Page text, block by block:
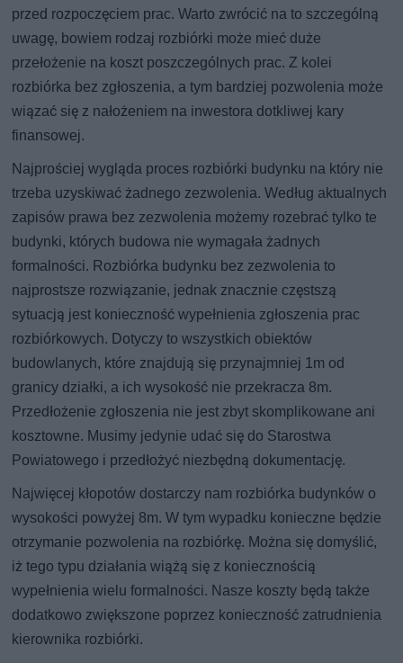
przed rozpoczęciem prac. Warto zwrócić na to szczególną
uwagę, bowiem rodzaj rozbiórki może mieć duże
przełożenie na koszt poszczególnych prac. Z kolei
rozbiórka bez zgłoszenia, a tym bardziej pozwolenia może
wiązać się z nałożeniem na inwestora dotkliwej kary
finansowej.
Najprościej wygląda proces rozbiórki budynku na który nie
trzeba uzyskiwać żadnego zezwolenia. Według aktualnych
zapisów prawa bez zezwolenia możemy rozebrać tylko te
budynki, których budowa nie wymagała żadnych
formalności. Rozbiórka budynku bez zezwolenia to
najprostsze rozwiązanie, jednak znacznie częstszą
sytuacją jest konieczność wypełnienia zgłoszenia prac
rozbiórkowych. Dotyczy to wszystkich obiektów
budowlanych, które znajdują się przynajmniej 1m od
granicy działki, a ich wysokość nie przekracza 8m.
Przedłożenie zgłoszenia nie jest zbyt skomplikowane ani
kosztowne. Musimy jedynie udać się do Starostwa
Powiatowego i przedłożyć niezbędną dokumentację.
Najwięcej kłopotów dostarczy nam rozbiórka budynków o
wysokości powyżej 8m. W tym wypadku konieczne będzie
otrzymanie pozwolenia na rozbiórkę. Można się domyślić,
iż tego typu działania wiążą się z koniecznością
wypełnienia wielu formalności. Nasze koszty będą także
dodatkowo zwiększone poprzez konieczność zatrudnienia
kierownika rozbiórki.